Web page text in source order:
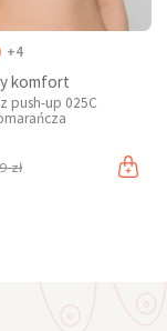
+4
komfort
push-up 025C
zł